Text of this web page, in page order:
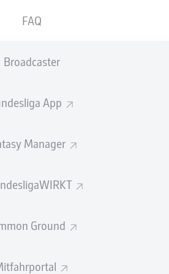
FAQ
Broadcaster
App
Manager
Ground
Erstmals in der
gehörigen Anteil daran.
Ball zurecht – und verschießt!
war allerdings zu
linken Standbein leicht ins
tat sie das umso mehr, weil sich